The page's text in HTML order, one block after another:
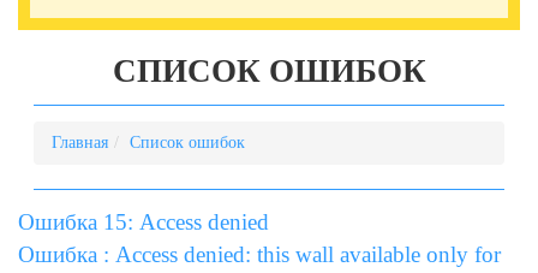
СПИСОК ОШИБОК
Главная Список ошибок
Ошибка 15: Access denied
Ошибка : Access denied: this wall available only for